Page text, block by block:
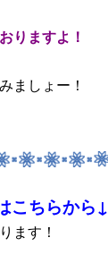
りますよ！
ましょー！
こちらから↓
ます！